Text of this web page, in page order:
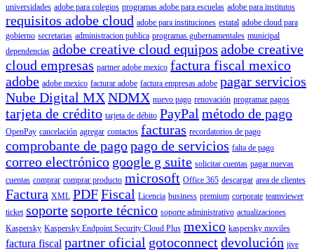
universidades adobe para colegios programas adobe para escuelas adobe para institutos
requisitos adobe cloud adobe para instituciones estatal adobe cloud para
gobierno secretarias administracion publica programas gubernamentales municipal
dependencias adobe creative cloud equipos adobe creative
cloud empresas partner adobe mexico factura fiscal mexico
adobe adobe mexico facturar adobe factura empresas adobe pagar servicios
Nube Digital MXNDMX nuevo pago renovación programar pagos
tarjeta de crédito tarjeta de débito PayPal método de pago
OpenPay cancelación agregar contactos facturas recordatorios de pago
comprobante de pagopago de servicios falta de pago
correo electrónico google g suite solicitar cuentas pagar nuevas
cuentas comprar comprar producto microsoft Office 365 descargar area de clientes
Factura XML PDFFiscal Licencia business premium corporate teamviewer
ticket soportesoporte técnico soporte administrativo actualizaciones
Kaspersky Kaspersky Endpoint Security Cloud Plus mexico kaspersky moviles
factura fiscal partner oficial gotoconnectdevolución jive